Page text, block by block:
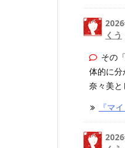
くう
その
体的に
奈々美
『マ